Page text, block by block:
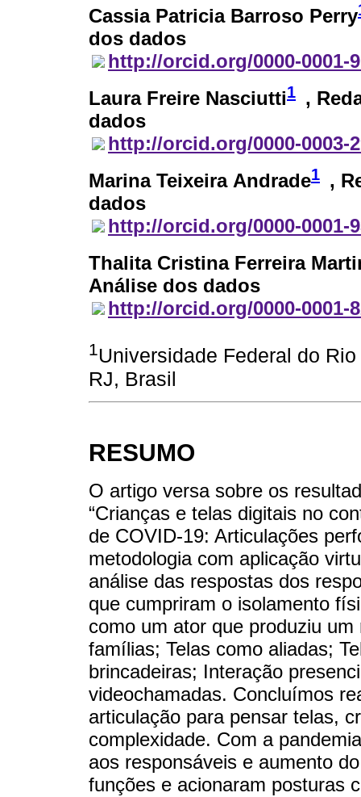
Cassia Patricia Barroso Perry
dos dados
http://orcid.org/0000-0001-
Laura Freire Nasciutti1 ,
dados
http://orcid.org/0000-0003-
Marina Teixeira Andrade1 ,
dados
http://orcid.org/0000-0001-
Thalita Cristina Ferreira
Análise dos dados
http://orcid.org/0000-0001-
1Universidade Federal do
RJ, Brasil
RESUMO
O artigo versa sobre os
“Crianças e telas digitais no
de COVID-19: Articulações
metodologia com aplicação
análise das respostas dos
que cumpriram o isolamento
como um ator que produziu
famílias; Telas como aliadas;
brincadeiras; Interação
videochamadas. Concluímos
articulação para pensar telas,
complexidade. Com a
aos responsáveis e aumento
funções e acionaram posturas